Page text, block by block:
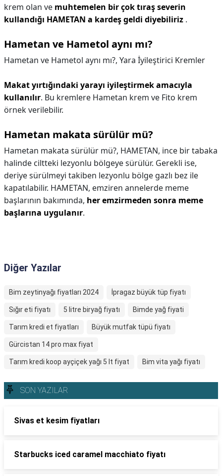
krem olan ve muhtemelen bir çok tıraş severin
kullandığı HAMETAN a kardeş geldi diyebiliriz .
Hametan ve Hametol aynı mı?
Hametan ve Hametol aynı mı?, Yara İyileştirici Kremler
Makat yırtığındaki yarayı iyileştirmek amacıyla
kullanılır. Bu kremlere Hametan krem ve Fito krem
örnek verilebilir.
Hametan makata sürülür mü?
Hametan makata sürülür mü?, HAMETAN, ince bir tabaka
halinde ciltteki lezyonlu bölgeye sürülür. Gerekli ise,
deriye sürülmeyi takiben lezyonlu bölge gazlı bez ile
kapatılabilir. HAMETAN, emziren annelerde meme
başlarının bakımında, her emzirmeden sonra meme
başlarına uygulanır.
Diğer Yazılar
Bim zeytinyağı fiyatları 2024 İpragaz büyük tüp fiyatı
Sığır eti fiyatı 5 litre biryağ fiyatı Bimde yağ fiyati
Tarım kredi et fiyatları Büyük mutfak tüpü fiyatı
Gürcistan 14 pro max fiyat
Tarım kredi koop ayçiçek yağı 5 lt fiyat Bim vita yağı fiyatı
SON YAZILAR
Sivas et kesim fiyatları
Starbucks iced caramel macchiato fiyatı